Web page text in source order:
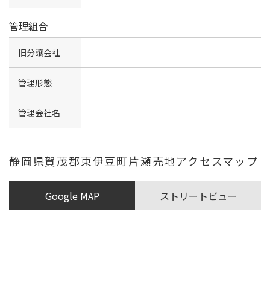
管理組合
旧分譲会社
管理形態
管理会社名
静岡県賀茂郡東伊豆町片瀬売地アクセスマップ
Google MAP ストリートビュー